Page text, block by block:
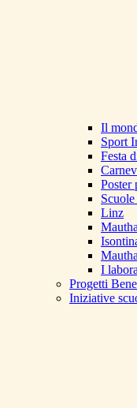
Il
Sport
Festa
Poster
Linz
I
Progetti
Iniziative